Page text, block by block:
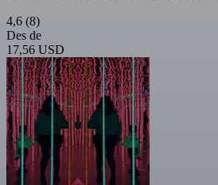
4,6 (8)
Des de
17,56 USD